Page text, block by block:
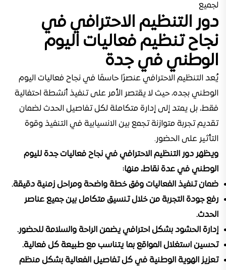
لجميع
دور التنظيم الاحترافي في
نجاح تنظيم فعاليات اليوم
الوطني في جدة
يُعد التنظيم الاحترافي عنصرًا حاسمًا في نجاح فعاليات اليوم
الوطني بجده، حيث لا يقتصر الأمر على تنفيذ أنشطة احتفالية
فقط، بل يمتد إلى إدارة متكاملة لكل تفاصيل الحدث لضمان
تقديم تجربة متوازنة تجمع بين الانسيابية في التنفيذ وقوة
التأثير على الحضور.
ويظهر دور التنظيم الاحترافي في نجاح فعاليات جدة لليوم
الوطني في عدة نقاط، منها:
ضمان تنفيذ الفعاليات وفق خطة واضحة ومراحل زمنية دقيقة.
رفع جودة التجربة من خلال تنسيق متكامل بين جميع عناصر
الحدث.
إدارة الحشود بشكل احترافي يضمن الراحة والسلامة للحضور.
تحسين استغلال المواقع بما يتناسب مع طبيعة كل فعالية.
تعزيز الهوية الوطنية في كل تفاصيل الفعالية بشكل منظم